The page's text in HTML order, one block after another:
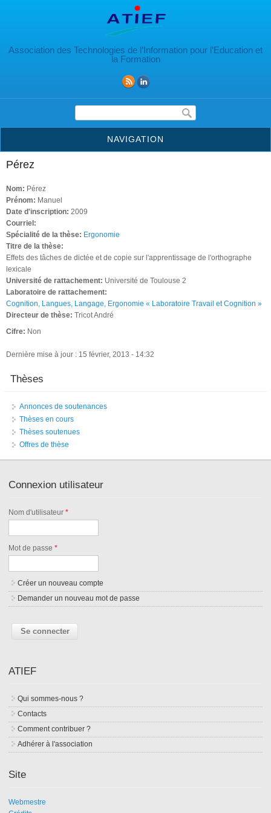
Association des Technologies de l’Information pour l’Education et
la Formation
Formulaire de recherche
NAVIGATION
Pérez
Nom: Pérez
Prénom: Manuel
Date d'inscription: 2009
Courriel:
Spécialité de la thèse: Ergonomie
Titre de la thèse:
Effets des tâches de dictée et de copie sur l'apprentissage de l'orthographe
lexicale
Université de rattachement: Université de Toulouse 2
Laboratoire de rattachement:
Cognition, Langues, Langage, Ergonomie « Laboratoire Travail et Cognition »
Directeur de thèse: Tricot André
Cifre: Non
Dernière mise à jour : 15 février, 2013 - 14:32
Thèses
Annonces de soutenances
Thèses en cours
Thèses soutenues
Offres de thèse
Connexion utilisateur
Nom d'utilisateur*
Mot de passe*
Créer un nouveau compte
Demander un nouveau mot de passe
ATIEF
Qui sommes-nous ?
Contacts
Comment contribuer ?
Adhérer à l'association
Site
Webmestre